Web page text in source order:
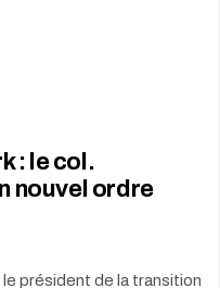
: le col.
nouvel ordre
président de la transition